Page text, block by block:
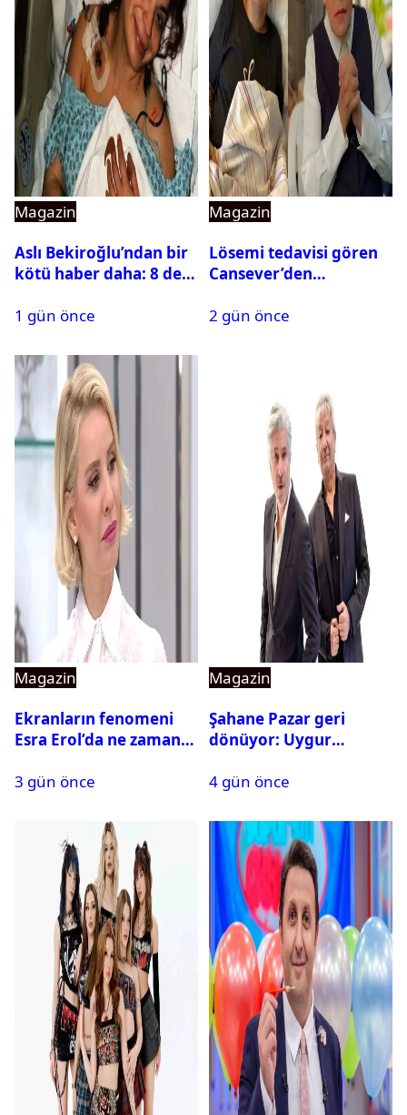
Magazin
Aslı Bekiroğlu’ndan bir
kötü haber daha: 8 defa
1 gün önce
Magazin
Lösemi tedavisi gören
Cansever’den
2 gün önce
Magazin
Ekranların fenomeni
Esra Erol’da ne zaman
3 gün önce
Magazin
Şahane Pazar geri
dönüyor: Uygur
açıklama geldi
4 gün önce